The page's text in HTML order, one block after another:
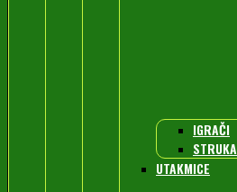
IGRAČI
STRUKA
UTAKMICE